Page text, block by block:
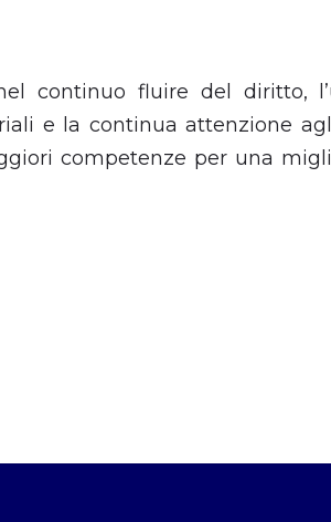
continuo fluire del diritto,
e la continua attenzione
competenze per una